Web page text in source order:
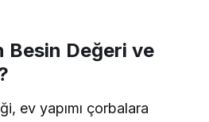
Besin Değeri ve
ev yapımı çorbalara